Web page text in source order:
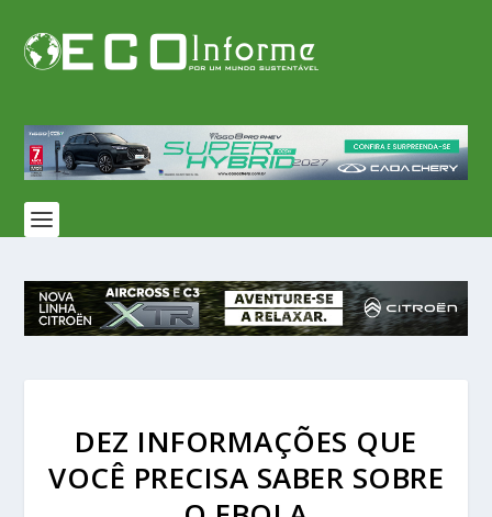
DEZ INFORMAÇÕES QUE
VOCÊ PRECISA SABER SOBRE